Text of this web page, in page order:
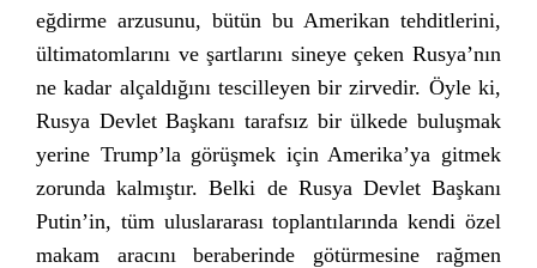
eğdirme arzusunu, bütün bu Amerikan tehditlerini,
ültimatomlarını ve şartlarını sineye çeken Rusya’nın
ne kadar alçaldığını tescilleyen bir zirvedir. Öyle ki,
Rusya Devlet Başkanı tarafsız bir ülkede buluşmak
yerine Trump’la görüşmek için Amerika’ya gitmek
zorunda kalmıştır. Belki de Rusya Devlet Başkanı
Putin’in, tüm uluslararası toplantılarında kendi özel
makam aracını beraberinde götürmesine rağmen